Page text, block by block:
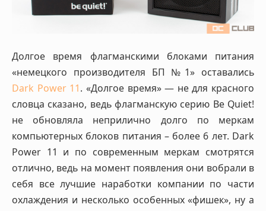
Долгое время флагманскими блоками питания
«немецкого производителя БП №1» оставались
Dark Power 11. «Долгое время» — не для красного
словца сказано, ведь флагманскую серию Be Quiet!
не обновляла неприлично долго по меркам
компьютерных блоков питания – более 6 лет. Dark
Power 11 и по современным меркам смотрятся
отлично, ведь на момент появления они вобрали в
себя все лучшие наработки компании по части
охлаждения и несколько особенных «фишек», ну а